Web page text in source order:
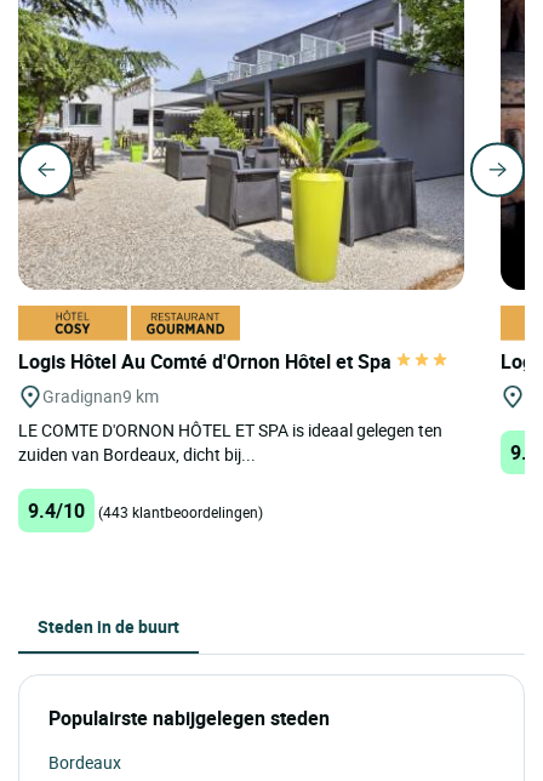
Logis Hôtel Au Comté d'Ornon Hôtel et Spa
Gradignan9 km
LE COMTE D'ORNON HÔTEL ET SPA is ideaal gelegen ten
zuiden van Bordeaux, dicht bij...
9.4/10 (443 klantbeoordelingen)
Steden in de buurt
Populairste nabijgelegen steden
Bordeaux